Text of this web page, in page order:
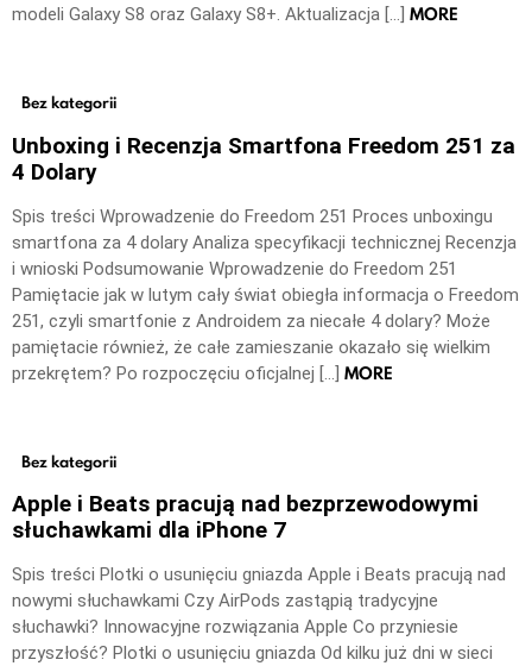
modeli Galaxy S8 oraz Galaxy S8+. Aktualizacja […] MORE
Bez kategorii
Unboxing i Recenzja Smartfona Freedom 251 za
4 Dolary
Spis treści Wprowadzenie do Freedom 251 Proces unboxingu
smartfona za 4 dolary Analiza specyfikacji technicznej Recenzja
i wnioski Podsumowanie Wprowadzenie do Freedom 251
Pamiętacie jak w lutym cały świat obiegła informacja o Freedom
251, czyli smartfonie z Androidem za niecałe 4 dolary? Może
pamiętacie również, że całe zamieszanie okazało się wielkim
przekrętem? Po rozpoczęciu oficjalnej […] MORE
Bez kategorii
Apple i Beats pracują nad bezprzewodowymi
słuchawkami dla iPhone 7
Spis treści Plotki o usunięciu gniazda Apple i Beats pracują nad
nowymi słuchawkami Czy AirPods zastąpią tradycyjne
słuchawki? Innowacyjne rozwiązania Apple Co przyniesie
przyszłość? Plotki o usunięciu gniazda Od kilku już dni w sieci